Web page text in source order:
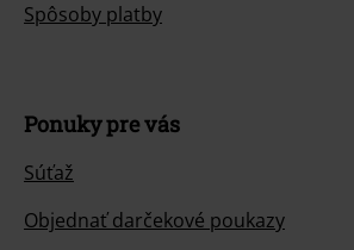
Spôsoby platby
Ponuky pre vás
Súťaž
Objednať darčekové poukazy